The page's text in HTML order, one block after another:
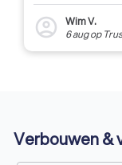
account_circle
Wim V.
6 augop
Verbouwen &